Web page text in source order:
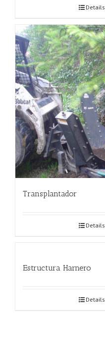
Details
Transplantador
Details
Estructura Harnero
Details